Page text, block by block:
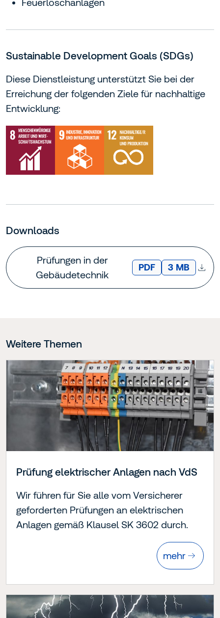
Sustainable Development Goals (SDGs)
Diese Dienstleistung unterstützt Sie bei der
Erreichung der folgenden Ziele für nachhaltige
Entwicklung:
Downloads
Prüfungen in der
Gebäudetechnik
DATEITYP:
PDF Dateigröße:
3 MB
Weitere Themen
Prüfung elektrischer Anlagen nach VdS
Wir führen für Sie alle vom Versicherer
geforderten Prüfungen an elektrischen
Anlagen gemäß Klausel SK 3602 durch.
mehr